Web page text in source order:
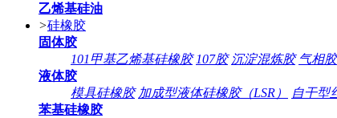
乙烯基硅油
>硅橡胶
固体胶
101甲基乙烯基硅橡胶 107胶 沉淀混炼胶 气相胶
液体胶
模具硅橡胶 加成型液体硅橡胶（LSR） 自干型
苯基硅橡胶